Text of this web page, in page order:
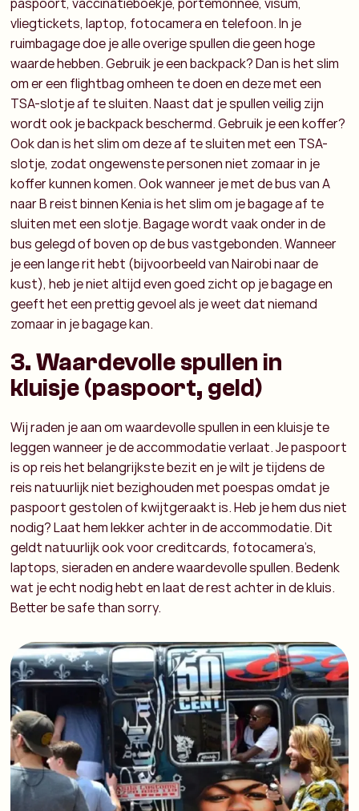
vliegtickets, laptop, fotocamera en telefoon. In je
ruimbagage doe je alle overige spullen die geen hoge
waarde hebben. Gebruik je een backpack? Dan is het slim
om er een flightbag omheen te doen en deze met een
TSA-slotje af te sluiten. Naast dat je spullen veilig zijn
wordt ook je backpack beschermd. Gebruik je een koffer?
Ook dan is het slim om deze af te sluiten met een TSA-
slotje, zodat ongewenste personen niet zomaar in je
koffer kunnen komen. Ook wanneer je met de bus van A
naar B reist binnen Kenia is het slim om je bagage af te
sluiten met een slotje. Bagage wordt vaak onder in de
bus gelegd of boven op de bus vastgebonden. Wanneer
je een lange rit hebt (bijvoorbeeld van Nairobi naar de
kust), heb je niet altijd even goed zicht op je bagage en
geeft het een prettig gevoel als je weet dat niemand
zomaar in je bagage kan.
3. Waardevolle spullen in
kluisje (paspoort, geld)
Wij raden je aan om waardevolle spullen in een kluisje te
leggen wanneer je de accommodatie verlaat. Je paspoort
is op reis het belangrijkste bezit en je wilt je tijdens de
reis natuurlijk niet bezighouden met poespas omdat je
paspoort gestolen of kwijtgeraakt is. Heb je hem dus niet
nodig? Laat hem lekker achter in de accommodatie. Dit
geldt natuurlijk ook voor creditcards, fotocamera’s,
laptops, sieraden en andere waardevolle spullen. Bedenk
wat je echt nodig hebt en laat de rest achter in de kluis.
Better be safe than sorry.